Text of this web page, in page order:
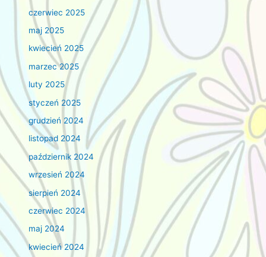
czerwiec 2025
maj 2025
kwiecień 2025
marzec 2025
luty 2025
styczeń 2025
grudzień 2024
listopad 2024
październik 2024
wrzesień 2024
sierpień 2024
czerwiec 2024
maj 2024
kwiecień 2024